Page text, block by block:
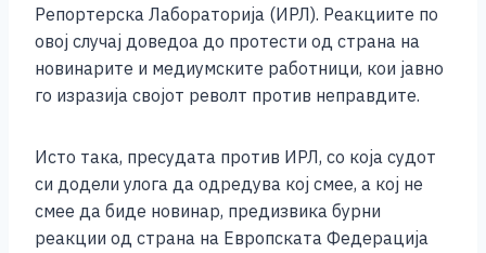
Репортерска Лабораторија (ИРЛ). Реакциите по
овој случај доведоа до протести од страна на
новинарите и медиумските работници, кои јавно
го изразија својот револт против неправдите.
Исто така, пресудата против ИРЛ, со која судот
си додели улога да одредува кој смее, а кој не
смее да биде новинар, предизвика бурни
реакции од страна на Европската Федерација